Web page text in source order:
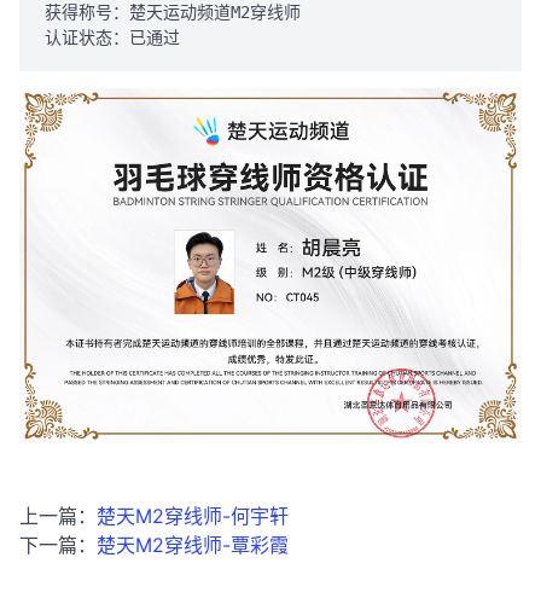
获得称号：楚天运动频道M2穿线师
认证状态：已通过
上一篇： 楚天M2穿线师-何宇轩
下一篇： 楚天M2穿线师-覃彩霞